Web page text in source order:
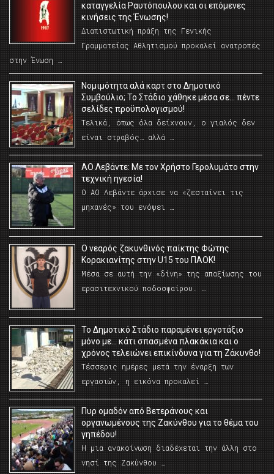
καταγγελία Ραυτόπουλου και οι επόμενες
κινήσεις της Ένωσης!
Διαπιστωτική πράξη της Γενικής
Γραμματείας Αθλητισμού προκαλεί ανατροπές
στην Ένωση …
Νομιμότητα αλά καρτ στο Δημοτικό
Συμβούλιο; Το Στάδιο χάθηκε μέσα σε… πέντε
σελίδες προϋπολογισμού!
Τελικά, όπως όλα δείχνουν, ο γιαλός δεν
είναι στραβός… αλλά …
ΑΟ Λεβάντε: Με τον Χρήστο Γερολυμάτο στην
τεχνική ηγεσία!
Ο ΑΟ Λεβάντε άρχισε να «ζεσταίνει τις
μηχανές» του ενόψει …
O νεαρός ζακυνθινός παίκτης Φώτης
Κορακιανίτης στην U15 του ΠΑΟΚ!
Μέσα σε αυτή την «δίνη» της απαξίωσης του
ερασιτεχνικού ποδοσφαίρου. …
Το Δημοτικό Στάδιο παραμένει εργοτάξιο
μόνο με… κάτι σπασμένα πλακάκια και ο
χρόνος τελειώνει επικίνδυνα για τη Ζάκυνθο!
Τέσσερις ημέρες μετά την έναρξη των
εργασιών, η εικόνα προκαλεί …
Πυρ ομαδόν από Βετεράνους και
οργανωμένους της Ζακύνθου για το θέμα του
γηπέδου!
Η μια ανακοίνωση διαδέχεται την άλλη στο
νησί της Ζακύνθου …